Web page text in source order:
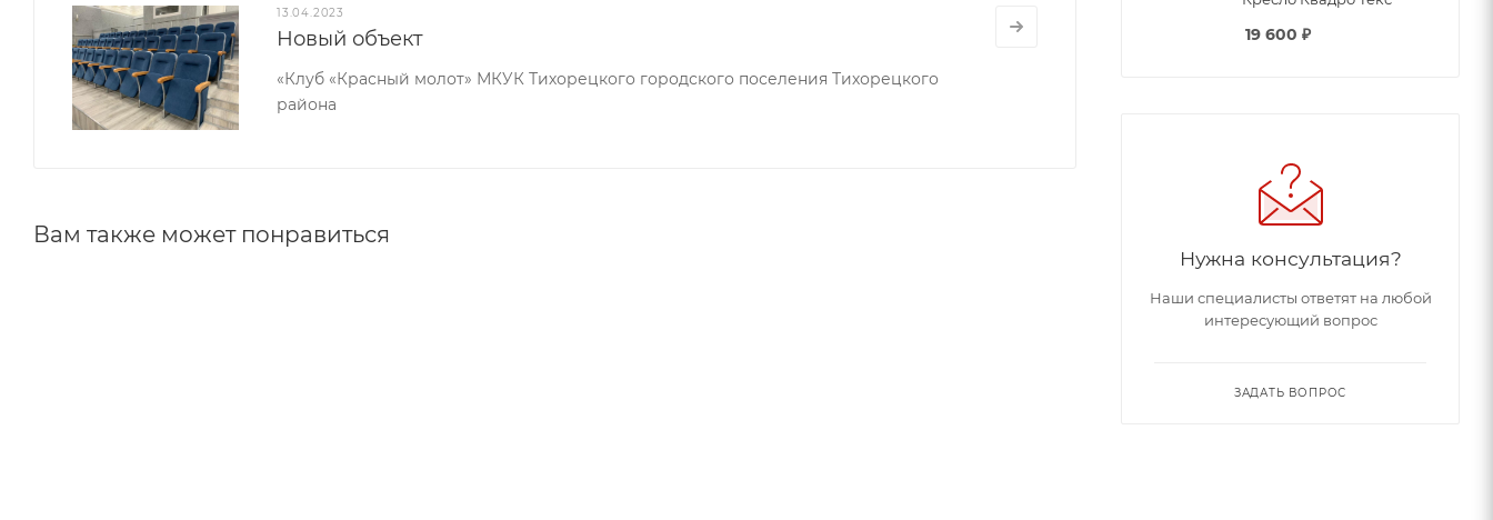
размеров.
Трибуна Tr 0.9 будет по достоинству оценена пользователями благодаря своим положительным особенностям :
-надежная конструкция;
-удобная форма и размеры;
13.04.2023
Новый объект
«Клуб «Красный молот» МКУК Тихорецкого городского поселения Тихорецкого
района
Вам также может понравиться
19 600 ₽
Нужна консультация?
Наши специалисты ответят на любой
интересующий вопрос
ЗАДАТЬ ВОПРОС